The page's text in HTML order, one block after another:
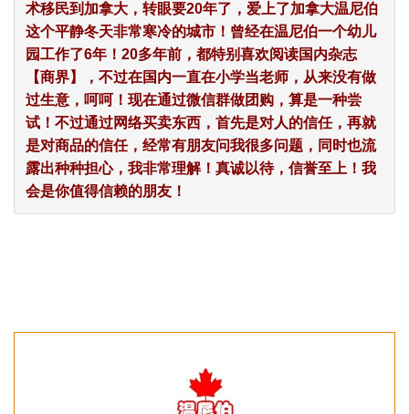
术移民到加拿大，转眼要20年了，爱上了加拿大温尼伯
这个平静冬天非常寒冷的城市！曾经在温尼伯一个幼儿
园工作了6年！20多年前，都特别喜欢阅读国内杂志
【商界】，不过在国内一直在小学当老师，从来没有做
过生意，呵呵！现在通过微信群做团购，算是一种尝
试！不过通过网络买卖东西，首先是对人的信任，再就
是对商品的信任，经常有朋友问我很多问题，同时也流
露出种种担心，我非常理解！真诚以待，信誉至上！我
会是你值得信赖的朋友！